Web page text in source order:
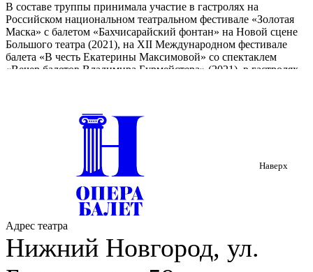
В составе труппы принимала участие в гастролях на
Российском национальном театральном фестивале «Золотая
Маска» с балетом «Бахчисарайский фонтан» на Новой сцене
Большого театра (2021), на XII Международном фестивале
балета «В честь Екатерины Максимовой» со спектаклем
«Вечер балетов Владимира Бурмейстера» (2021), в гастролях
Новой сцене Большого театра в рамках Фестиваля-конкурса
«Золотая Маска» с вечером хореографии «Самара Шостакович
С 2022 года – артистка балетной труппы Нижегородского
А.С. Пушкина.
Работала с такими хореографами и постановщиками, как
Максим Петров, Юрий Смекалов, Александр Сергеев, Дарья
Павленко, Маргарита Дроздова, Алессандро Каггеджи.
Наверх
Адрес театра
Нижний Новгород, ул.